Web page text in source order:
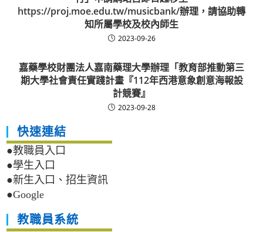
https://proj.moe.edu.tw/musicbank/辦理，請協助轉
知所屬學校及校內師生
2023-09-26
嘉藥學校財團法人嘉南藥理大學辦理「教育部推動第三
期大學社會責任實踐計畫『112年西港意象創意海報設
計競賽』
2023-09-28
快速連結
●教職員入口
●學生入口
●新生入口、招生資訊
●Google
教職員系統